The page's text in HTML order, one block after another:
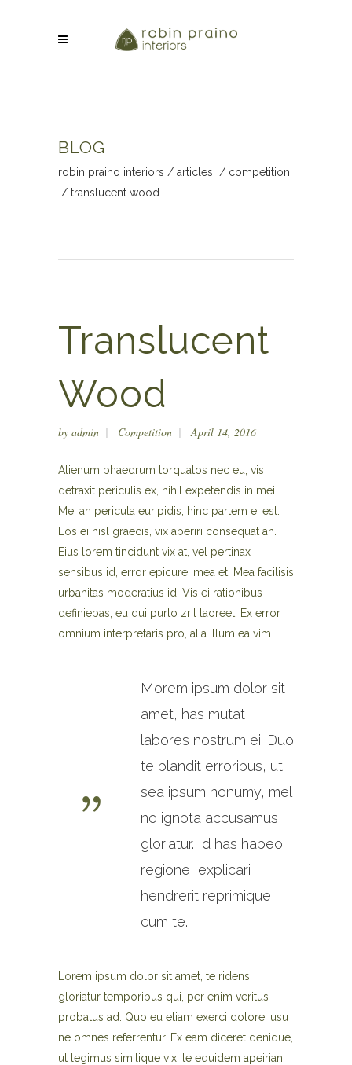
BLOG
robin praino interiors / articles / competition
/ translucent wood
Translucent
Wood
by admin Competition April 14, 2016
Alienum phaedrum torquatos nec eu, vis
detraxit periculis ex, nihil expetendis in mei.
Mei an pericula euripidis, hinc partem ei est.
Eos ei nisl graecis, vix aperiri consequat an.
Eius lorem tincidunt vix at, vel pertinax
sensibus id, error epicurei mea et. Mea facilisis
urbanitas moderatius id. Vis ei rationibus
definiebas, eu qui purto zril laoreet. Ex error
omnium interpretaris pro, alia illum ea vim.
Morem ipsum dolor sit
amet, has mutat
labores nostrum ei. Duo
te blandit erroribus, ut
sea ipsum nonumy, mel
no ignota accusamus
gloriatur. Id has habeo
regione, explicari
hendrerit reprimique
cum te.
Lorem ipsum dolor sit amet, te ridens
gloriatur temporibus qui, per enim veritus
probatus ad. Quo eu etiam exerci dolore, usu
ne omnes referrentur. Ex eam diceret denique,
ut legimus similique vix, te equidem apeirian